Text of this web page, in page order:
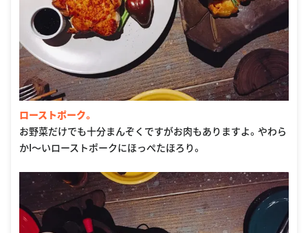
ローストポーク。
お野菜だけでも十分まんぞくですがお肉もありますよ。やわら
かI〜いローストポークにほっぺたほろり。